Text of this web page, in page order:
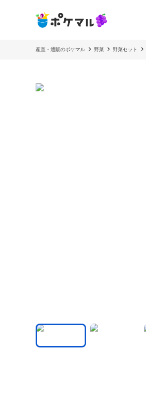
産直・通販のポケマル 野菜 野菜セット